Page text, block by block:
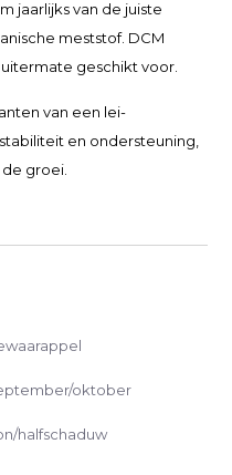
jaarlijks van de juiste
meststof. DCM
geschikt voor.
van een lei-
en ondersteuning,
groei.
oktober
halfschaduw